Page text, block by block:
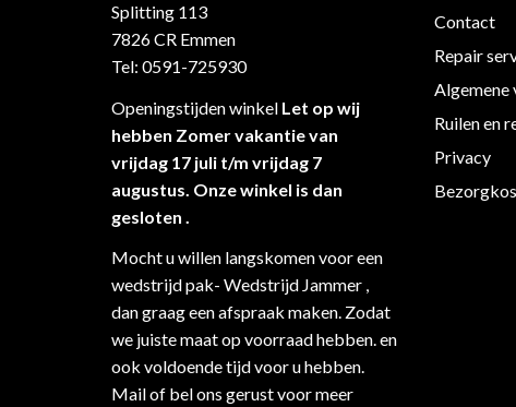
Splitting 113
7826 CR Emmen
Tel: 0591-725930
Openingstijden winkel Let op wij
hebben Zomer vakantie van
vrijdag 17 juli t/m vrijdag 7
augustus. Onze winkel is dan
gesloten .
Mocht u willen langskomen voor een
wedstrijd pak- Wedstrijd Jammer ,
dan graag een afspraak maken. Zodat
we juiste maat op voorraad hebben. en
ook voldoende tijd voor u hebben.
Mail of bel ons gerust voor meer
Contact
Repair
Algemene
Ruilen en
Privacy